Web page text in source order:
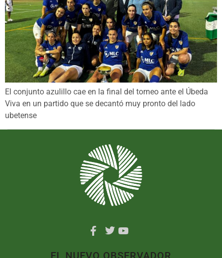
El conjunto azulillo cae en la final del torneo ante el Úbeda
Viva en un partido que se decantó muy pronto del lado
ubetense
EL NUEVO OBSERVADOR